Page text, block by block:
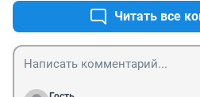
Читать все